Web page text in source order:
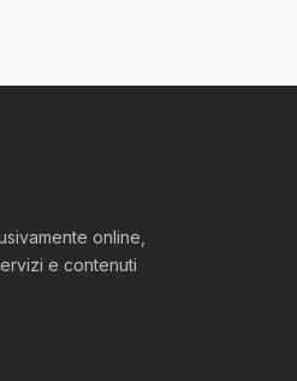
online,
e contenuti